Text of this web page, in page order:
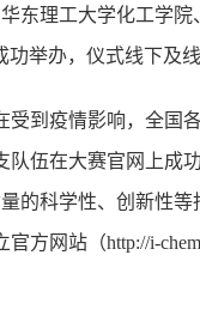
东理工大学化工学
举办，仪式线下及线
到疫情影响，全国
伍在大赛官网上
的科学性、创新性
方网站（http://i-